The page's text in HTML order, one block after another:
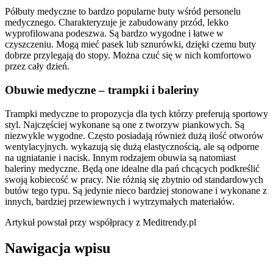
Półbuty medyczne to bardzo popularne buty wśród personelu
medycznego. Charakteryzuje je zabudowany przód, lekko
wyprofilowana podeszwa. Są bardzo wygodne i łatwe w
czyszczeniu. Mogą mieć pasek lub sznurówki, dzięki czemu buty
dobrze przylegają do stopy. Można czuć się w nich komfortowo
przez cały dzień.
Obuwie medyczne – trampki i baleriny
Trampki medyczne to propozycja dla tych którzy preferują sportowy
styl. Najczęściej wykonane są one z tworzyw piankowych. Są
niezwykle wygodne. Często posiadają również dużą ilość otworów
wentylacyjnych. wykazują się dużą elastycznością, ale są odporne
na ugniatanie i nacisk. Innym rodzajem obuwia są natomiast
baleriny medyczne. Będą one idealne dla pań chcących podkreślić
swoją kobiecość w pracy. Nie różnią się zbytnio od standardowych
butów tego typu. Są jedynie nieco bardziej stonowane i wykonane z
innych, bardziej przewiewnych i wytrzymałych materiałów.
Artykuł powstał przy współpracy z Meditrendy.pl
Nawigacja wpisu